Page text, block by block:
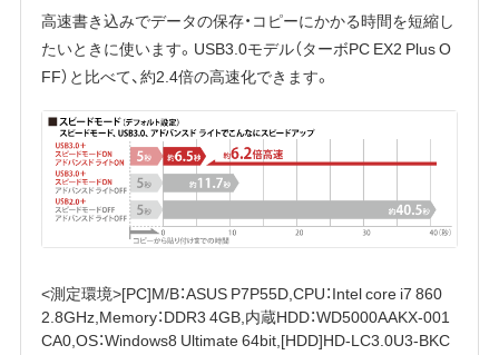
高速書き込みでデータの保存・コピーにかかる時間を短縮し
たいときに使います。USB3.0モデル（ターボPC EX2 Plus O
FF）と比べて、約2.4倍の高速化できます。
<測定環境>[PC]M/B：ASUS P7P55D,CPU：Intel core i7 860
2.8GHz,Memory：DDR3 4GB,内蔵HDD：WD5000AAKX-001
CA0,OS：Windows8 Ultimate 64bit,[HDD]HD-LC3.0U3-BKC